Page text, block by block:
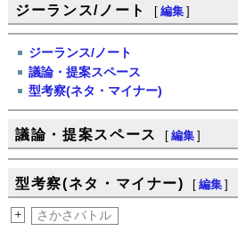
ジーランス/ノート [ 編集 ]
ジーランス/ノート
議論・提案スペース
型考察(ネタ・マイナー)
議論・提案スペース [ 編集 ]
型考察(ネタ・マイナー) [ 編集 ]
+ さかさバトル